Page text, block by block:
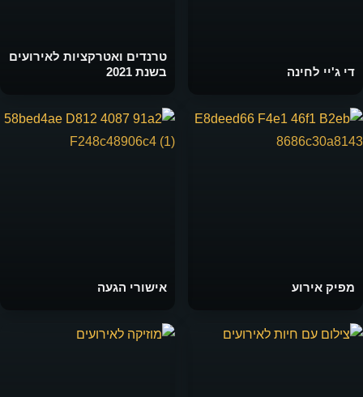
די ג'יי לחינה
טרנדים ואטרקציות לאירועים
בשנת 2021
מפיק אירוע אישורי הגעה